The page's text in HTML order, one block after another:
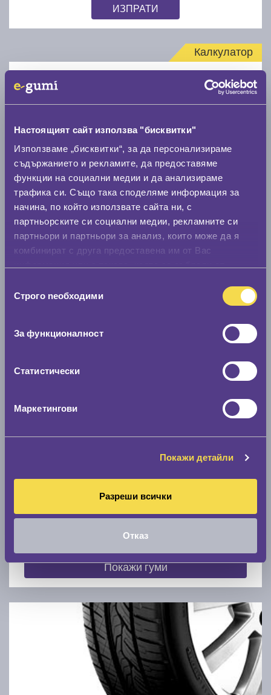
Настоящият сайт използва "бисквитки"
Използваме „бисквитки“, за да персонализираме
съдържанието и рекламите, да предоставяме
функции на социални медии и да анализираме
трафика си. Също така споделяме информация за
начина, по който използвате сайта ни, с
партньорските си социални медии, рекламните си
партньори и партньори за анализ, които може да я
комбинират с друга предоставена им от Вас
наСтрого nеобходими
За функционалност
Статистически
Маркетингови
Покажи детайли
Разреши всички
Отказ
ИЗПРАТИ
Калкулатор
Нов размер
Модел
Покажи гуми